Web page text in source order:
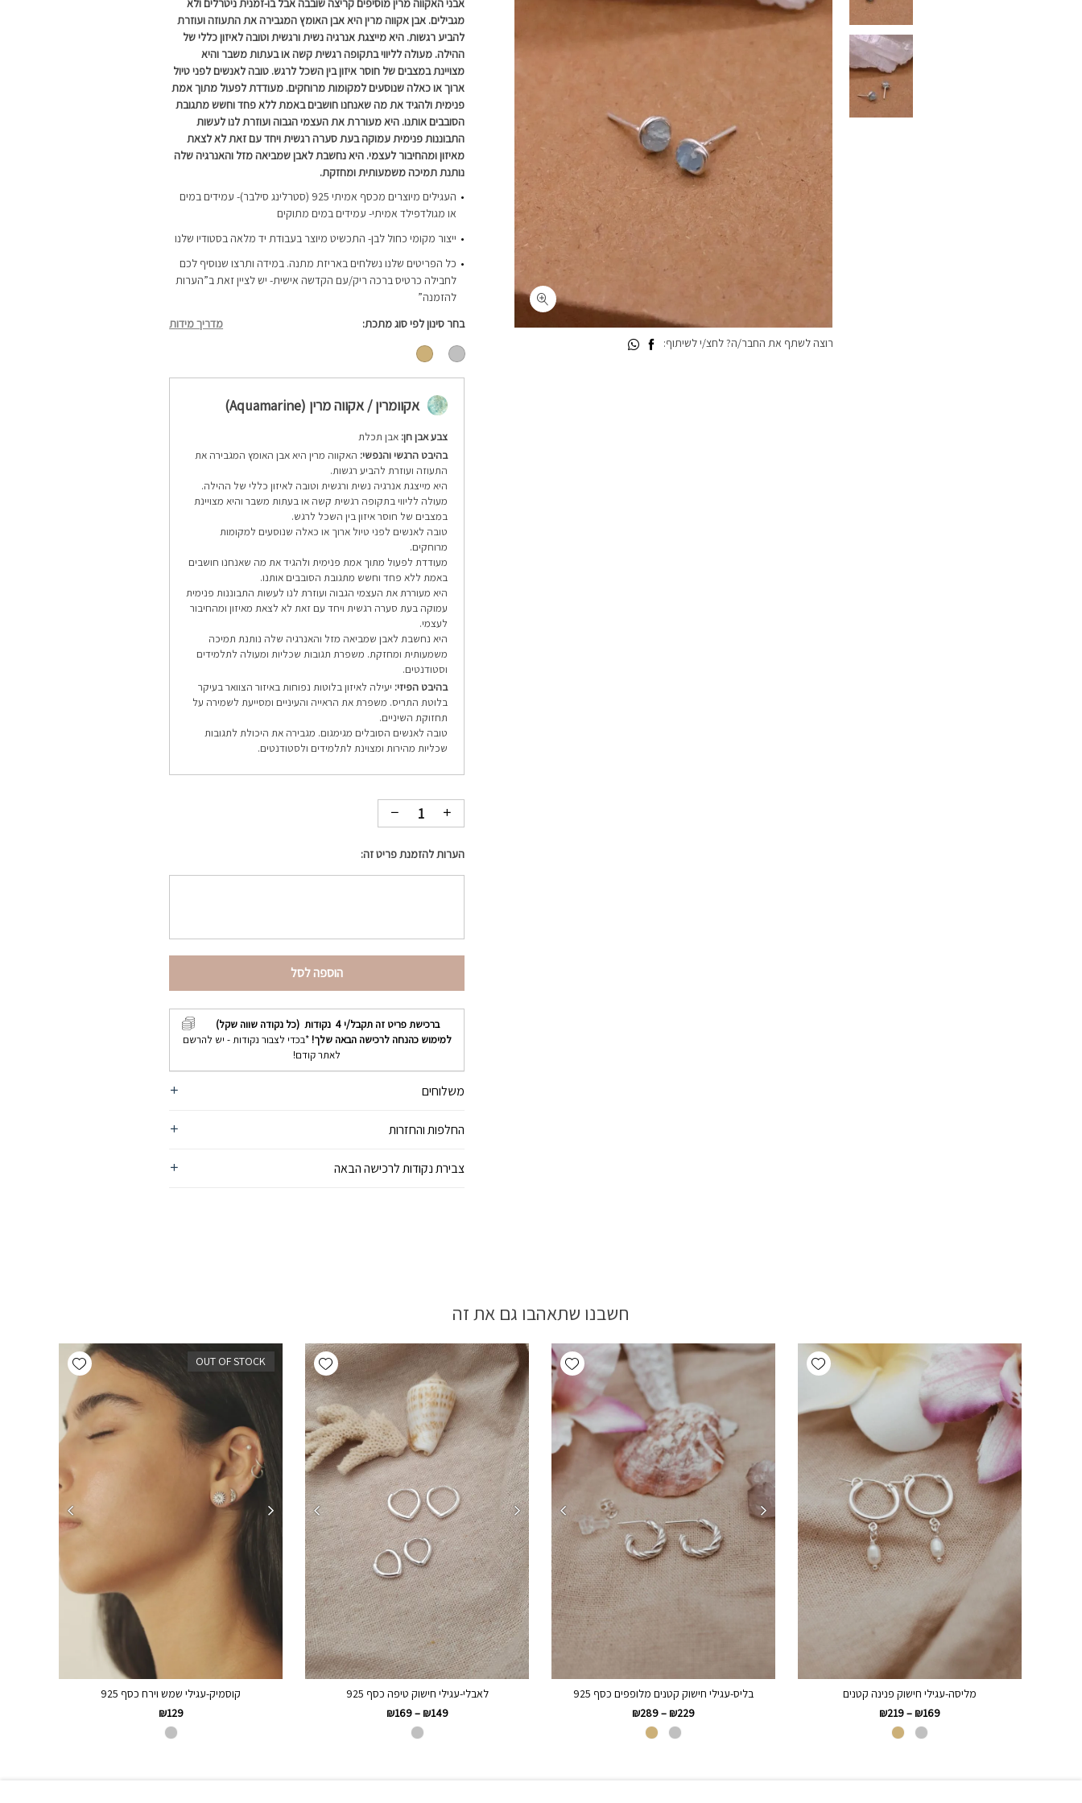
אבני האקווה מרין מוסיפים קריצה שובבה אבל בו-זמנית ניטרלים ולא
מגבילים. אבן אקווה מרין היא אבן האומץ המגבירה את התעוזה ועוזרת
להביע רגשות. היא מייצגת אנרגיה נשית ורגשית וטובה לאיזון כללי של
ההילה. מעולה לליווי בתקופה רגשית קשה או בעתות משבר והיא
מצויינת במצבים של חוסר איזון בין השכל לרגש. טובה לאנשים לפני טיול
ארוך או כאלה שנוסעים למקומות מרוחקים. מעודדת לפעול מתוך אמת
פנימית ולהגיד את מה שאנחנו חושבים באמת ללא פחד וחשש מתגובת
הסובבים אותנו. היא מעוררת את העצמי הגבוה ועוזרת לנו לעשות
התבוננות פנימית עמוקה בעת סערה רגשית ויחד עם זאת לא לצאת
מאיזון ומהחיבור לעצמי. היא נחשבת לאבן שמביאה מזל והאנרגיה שלה
נותנת תמיכה משמעותית ומחזקת.
העגילים מיוצרים מכסף אמיתי 925 (סטרלינג סילבר)- עמידים במים
או מגולדפילד אמיתי- עמידים במים מתוקים
ייצור מקומי כחול לבן- התכשיט מיוצר בעבודת יד מלאה בסטודיו שלנו
כל הפריטים שלנו נשלחים באריזת מתנה. במידה ותרצו שנוסיף לכם
לחבילה כרטיס ברכה ריק/עם הקדשה אישית- יש לציין זאת ב”הערות
להזמנה”
בחר סינון לפי סוג מתכת
מדריך מידות
אקוומרין / אקווה מרין (Aquamarine)
צבע אבן חן: אבן תכלת
בהיבט הרגשי והנפשי: האקווה מרין היא אבן האומץ המגבירה את
התעוזה ועוזרת להביע רגשות.
היא מייצגת אנרגיה נשית ורגשית וטובה לאיזון כללי של ההילה.
מעולה לליווי בתקופה רגשית קשה או בעתות משבר והיא מצויינת
במצבים של חוסר איזון בין השכל לרגש.
טובה לאנשים לפני טיול ארוך או כאלה שנוסעים למקומות
מרוחקים.
מעודדת לפעול מתוך אמת פנימית ולהגיד את מה שאנחנו חושבים
באמת ללא פחד וחשש מתגובת הסובבים אותנו.
היא מעוררת את העצמי הגבוה ועוזרת לנו לעשות התבוננות פנימית
עמוקה בעת סערה רגשית ויחד עם זאת לא לצאת מאיזון ומהחיבור
לעצמי.
היא נחשבת לאבן שמביאה מזל והאנרגיה שלה נותנת תמיכה
משמעותית ומחזקת. משפרת תגובות שכליות ומעולה לתלמידים
וסטודנטים.
בהיבט הפיזי: יעילה לאיזון בלוטות נפוחות באיזור הצוואר בעיקר
בלוטת התריס. משפרת את הראייה והעיניים ומסייעת לשמירה על
תחזוקת השיניים.
טובה לאנשים הסובלים מגימגום. מגבירה את היכולת לתגובות
שכליות מהירות ומצוינת לתלמידים ולסטודנטים.
הערות להזמנת פריט זה:
הוספה לסל
ברכישת פריט זה תקבל/י4 נקודות (כל נקודה שווה שקל)
למימוש כהנחה לרכישה הבאה שלך! *בכדי לצבור נקודות - יש להרשם
לאתר קודם!
משלוחים
החלפות והחזרות
צבירת נקודות לרכישה הבאה
רוצה לשתף את החבר/ה? לחצ/י לשיתוף:
חשבנו שתאהבו גם את זה
Add wishlist
מליסה-עגילי חישוק פנינה קטנים
₪169
–
₪219
Add wishlist
בליס-עגילי חישוק קטנים מלופפים כסף 925
₪229
–
₪289
Add wishlist
לאבלי-עגילי חישוק טיפה כסף 925
₪149
–
₪169
Add wishlist OUT OF STOCK
קוסמיק-עגילי שמש וירח כסף 925
₪129